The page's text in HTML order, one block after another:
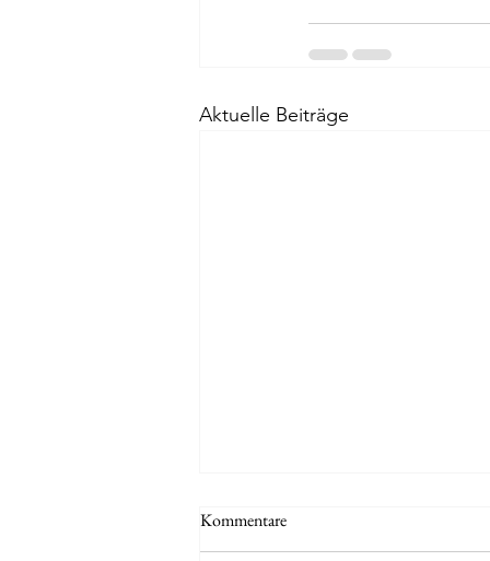
Aktuelle Beiträge
Kommentare